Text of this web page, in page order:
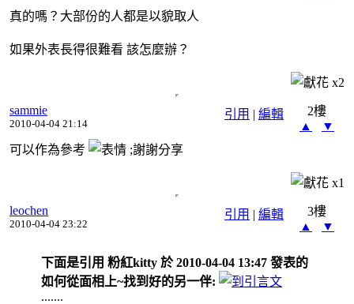
真的嗎？大部份的人都是以貌取人
如果外表長得很難看 該怎麼辦？
x2
引用 | 編輯
sammie
2010-04-04 21:14
2樓
▲
▼
可以作為參考
;謝謝分享
x1
引用 | 編輯
leochen
2010-04-04 23:22
3樓
▲
▼
下面是引用 粉紅kitty 於 2010-04-04 13:47 發表的
如何從面相上~找到好的另一伴:
.......